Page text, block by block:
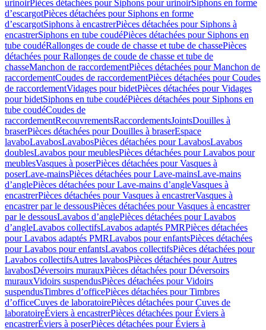
urinoirPièces détachées pour Siphons pour urinoirSiphons en forme
d’escargotPièces détachées pour Siphons en forme
d’escargotSiphons à encastrerPièces détachées pour Siphons à
encastrerSiphons en tube coudéPièces détachées pour Siphons en
tube coudéRallonges de coude de chasse et tube de chassePièces
détachées pour Rallonges de coude de chasse et tube de
chasseManchon de raccordementPièces détachées pour Manchon de
raccordementCoudes de raccordementPièces détachées pour Coudes
de raccordementVidages pour bidetPièces détachées pour Vidages
pour bidetSiphons en tube coudéPièces détachées pour Siphons en
tube coudéCoudes de
raccordementRecouvrementsRaccordementsJointsDouilles à
braserPièces détachées pour Douilles à braserEspace
lavaboLavabosLavabosPièces détachées pour LavabosLavabos
doublesLavabos pour meublesPièces détachées pour Lavabos pour
meublesVasques à poserPièces détachées pour Vasques à
poserLave-mainsPièces détachées pour Lave-mainsLave-mains
d’anglePièces détachées pour Lave-mains d’angleVasques à
encastrerPièces détachées pour Vasques à encastrerVasques à
encastrer par le dessousPièces détachées pour Vasques à encastrer
par le dessousLavabos d’anglePièces détachées pour Lavabos
d’angleLavabos collectifsLavabos adaptés PMRPièces détachées
pour Lavabos adaptés PMRLavabos pour enfantsPièces détachées
pour Lavabos pour enfantsLavabos collectifsPièces détachées pour
Lavabos collectifsAutres lavabosPièces détachées pour Autres
lavabosDéversoirs murauxPièces détachées pour Déversoirs
murauxVidoirs suspendusPièces détachées pour Vidoirs
suspendusTimbres dʼofficePièces détachées pour Timbres
dʼofficeCuves de laboratoirePièces détachées pour Cuves de
laboratoireÉviers à encastrerPièces détachées pour Éviers à
encastrerÉviers à poserPièces détachées pour Éviers à